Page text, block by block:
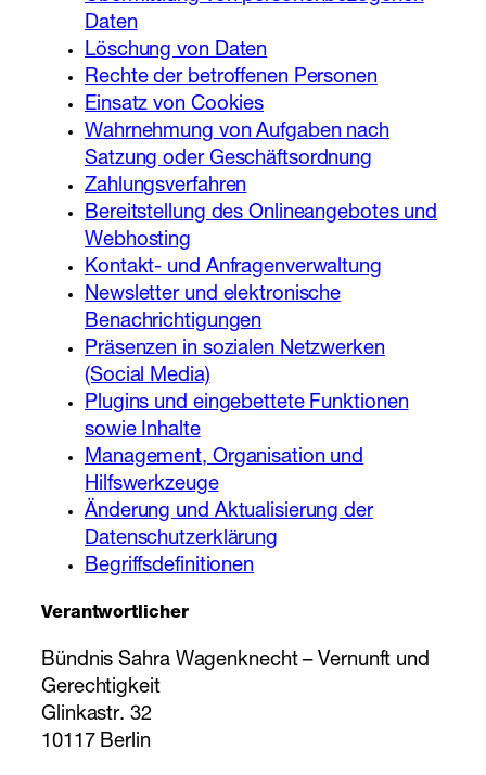
Daten
Löschung von Daten
Rechte der betroffenen Personen
Einsatz von Cookies
Wahrnehmung von Aufgaben nach
Satzung oder Geschäftsordnung
Zahlungsverfahren
Bereitstellung des Onlineangebotes und
Webhosting
Kontakt- und Anfragenverwaltung
Newsletter und elektronische
Benachrichtigungen
Präsenzen in sozialen Netzwerken
(Social Media)
Plugins und eingebettete Funktionen
sowie Inhalte
Management, Organisation und
Hilfswerkzeuge
Änderung und Aktualisierung der
Datenschutzerklärung
Begriffsdefinitionen
Verantwortlicher
Bündnis Sahra Wagenknecht – Vernunft und
Gerechtigkeit
Glinkastr. 32
10117 Berlin